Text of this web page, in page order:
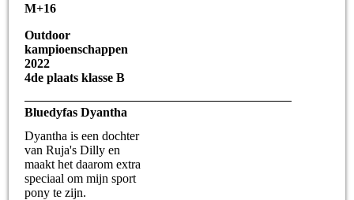
M+16
Outdoor
kampioenschappen
2022
4de plaats klasse B
Bluedyfas Dyantha
Dyantha is een dochter
van Ruja's Dilly en
maakt het daarom extra
speciaal om mijn sport
pony te zijn.